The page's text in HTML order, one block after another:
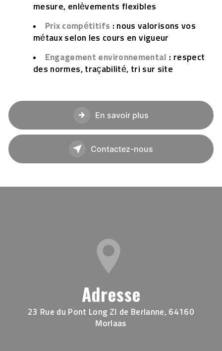
mesure, enlèvements flexibles
Prix compétitifs : nous valorisons vos
métaux selon les cours en vigueur
Engagement environnemental
: respect
des normes, traçabilité, tri sur site
En savoir plus
Contactez-nous
Adresse
23 Rue du Pont Long ZI de Berlanne, 64160
Morlaas